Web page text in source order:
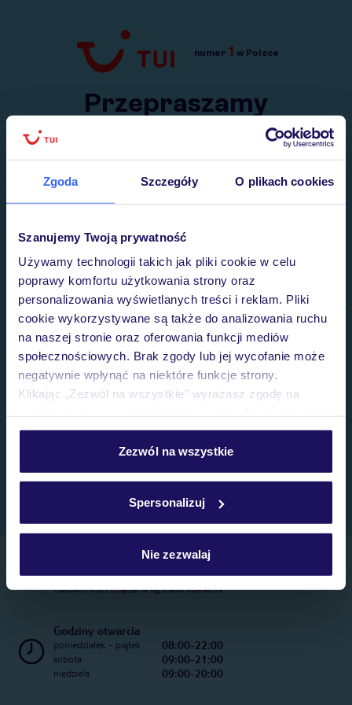
Zgoda Szczegóły O plikach cookies
Szanujemy Twoją prywatność
Używamy technologii takich jak pliki cookie w celu
poprawy komfortu użytkowania strony oraz
personalizowania wyświetlanych treści i reklam. Pliki
cookie wykorzystywane są także do analizowania ruchu
na naszej stronie oraz oferowania funkcji mediów
społecznościowych. Brak zgody lub jej wycofanie może
negatywnie wpłynąć na niektóre funkcje strony.
Klikając „Zezwól na wszystkie” wyrażasz zgodę na
personalizować swój wybór wchodząc w zakładkę
Szczegółowe informacje o plikach cookie znajdziesz
Zezwól na wszystkie
Spersonalizuj
Nie zezwalaj
Przejdź do TUI.pl
numer 1 w Polsce
Przepraszamy
Wysłaliśmy nasz serwis na krótkie wakacje.
Telefoniczne Centrum Rezerwacji
22 270 31 20
Całkowity koszt połączenia wg stawki operatora
Godziny otwarcia
poniedziałek - piątek 08:00-22:00
sobota 09:00-21:00
niedziela 09:00-20:00